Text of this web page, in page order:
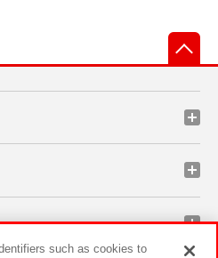
such as cookies to